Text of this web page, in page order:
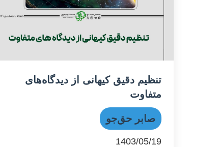
تنظیم دقیق کیهانی از دیدگاه‌های
متفاوت
صابر حق‌جو
1403/05/19